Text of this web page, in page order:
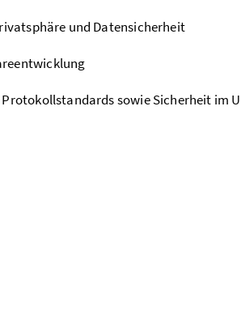
und Datensicherheit
sowie Sicherheit im